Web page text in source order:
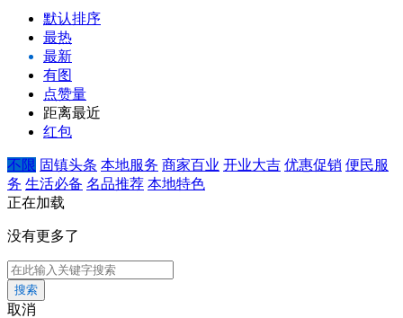
默认排序
最热
最新
有图
点赞量
距离最近
红包
不限 固镇头条 本地服务 商家百业 开业大吉 优惠促销 便民服
务 生活必备 名品推荐 本地特色
正在加载
没有更多了
搜索
取消